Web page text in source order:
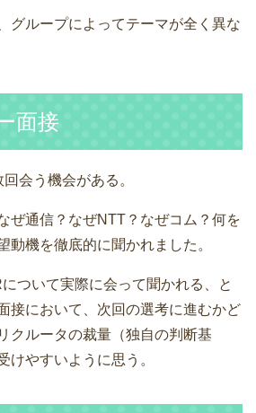
グループによってテーマが全く異な
面接
会う機会がある。
ぜ通信？なぜNTT？なぜコム？何を
動機を徹底的に聞かれました。
ついて実際に会って聞かれる、と
接において、次回の選考に進むかど
クルータの裁量（独自の判断基
けやすいように思う。